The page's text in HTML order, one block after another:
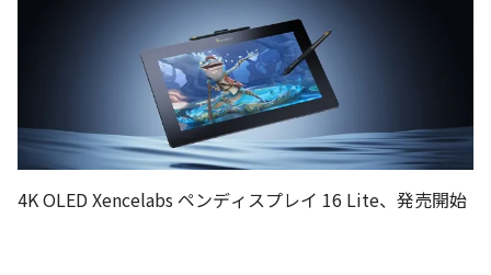
4K OLED Xencelabs ペンディスプレイ 16 Lite、発売開始